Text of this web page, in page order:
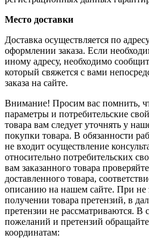
Место доставки
Доставка осуществляется по
оформлении заказа. Если
иному адресу, необходимо
который свяжется с вами
заказа на сайте.
Внимание! Просим вас помнить,
параметры и потребительские
товара вам следует уточнять у
покупки товара. В обязанности
не входит осуществление
относительно потребительских
вам заказанного товара
доставленного товара,
описанию на нашем сайте. При не
получении товара претензий, в
претензии не рассматриваются. В
пожеланий и претензий
координатам: